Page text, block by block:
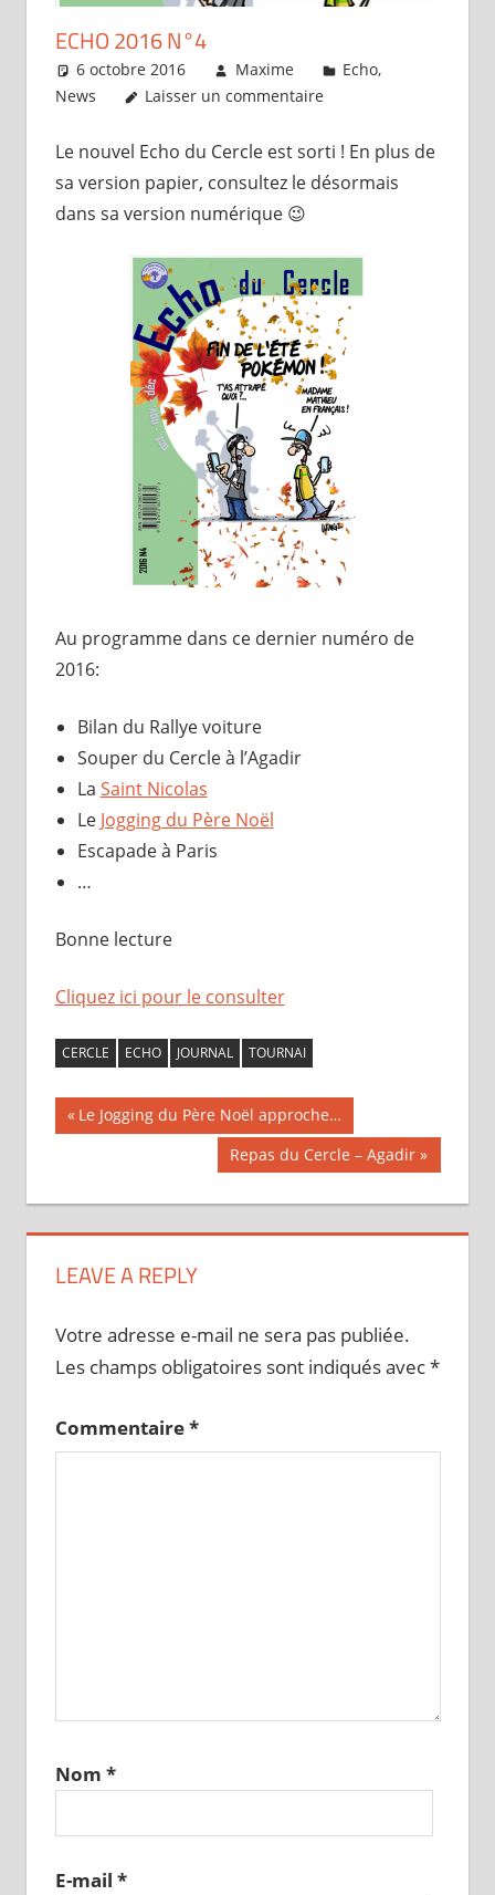
ECHO 2016 N°4
6 octobre 2016 Maxime Echo,
News
Laisser un commentaire
Le nouvel Echo du Cercle est sorti ! En plus de
sa version papier, consultez le désormais
dans sa version numérique 😉
Au programme dans ce dernier numéro de
2016:
Bilan du Rallye voiture
Souper du Cercle à l’Agadir
La Saint Nicolas
Le Jogging du Père Noël
Escapade à Paris
…
Bonne lecture
Cliquez ici pour le consulter
CERCLE ECHO JOURNAL TOURNAI
Navigation
l’article
Publication
précédente :
Le Jogging du Père Noël approche…
Publication
suivante :
Repas du Cercle – Agadir
LEAVE A REPLY
Votre adresse e-mail ne sera pas publiée.
Les champs obligatoires sont indiqués avec*
Commentaire*
Nom *
E-mail *